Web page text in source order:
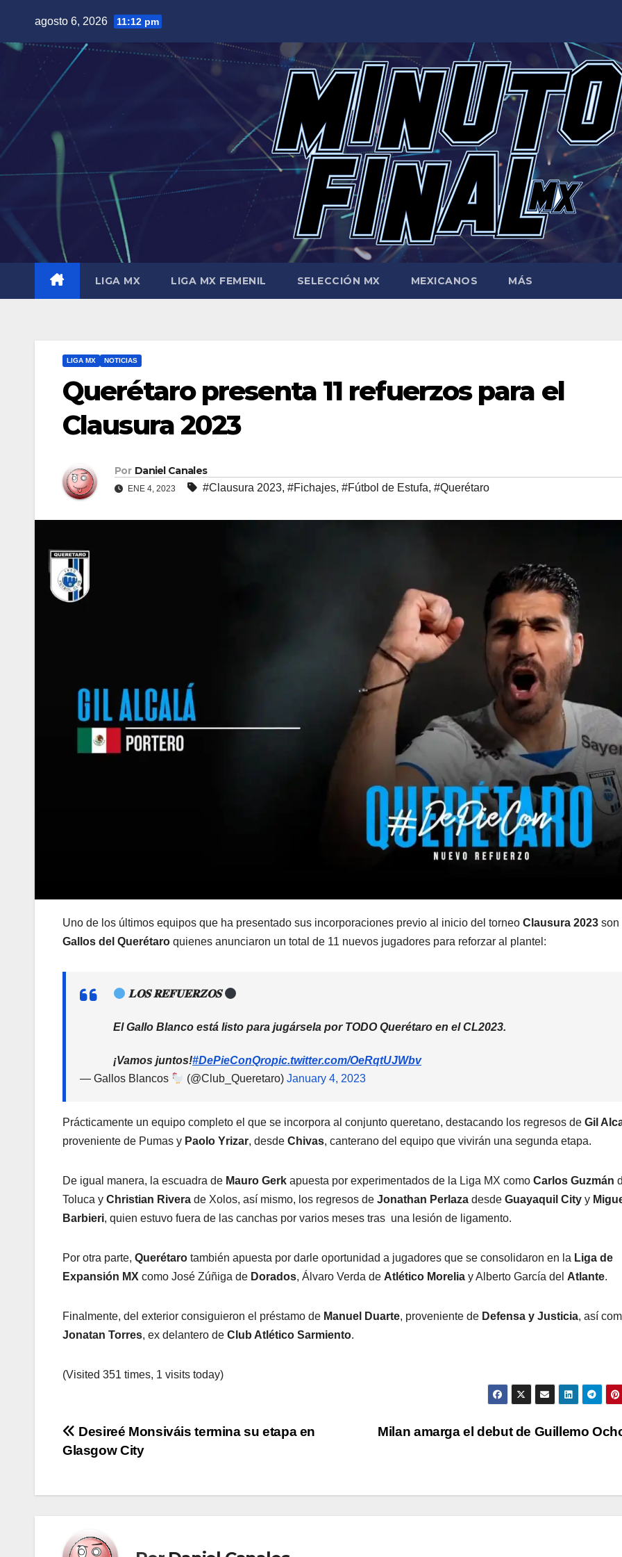
contenido
agosto 6, 2026 11:12 pm
LIGA MX LIGA MX FEMENIL SELECCIÓN MX MEXICANOS MÁS
LIGA MX NOTICIAS
Querétaro presenta 11 refuerzos para el
Clausura 2023
Por Daniel Canales
ENE 4, 2023 #Clausura 2023, #Fichajes, #Fútbol de Estufa, #Querétaro
Uno de los últimos equipos que ha presentado sus incorporaciones previo al inicio del torneo Clausura 2023 son
Gallos del Querétaro quienes anunciaron un total de 11 nuevos jugadores para reforzar al plantel:
𝐋𝐎𝐒 𝐑𝐄𝐅𝐔𝐄𝐑𝐙𝐎𝐒
El Gallo Blanco está listo para jugársela por TODO Querétaro en el CL2023.
¡Vamos juntos!#DePieConQropic.twitter.com/OeRqtUJWbv
— Gallos Blancos
(@Club_Queretaro)January 4, 2023
Prácticamente un equipo completo el que se incorpora al conjunto queretano, destacando los regresos de Gil
proveniente de Pumas y Paolo Yrizar, desde Chivas, canterano del equipo que vivirán una segunda etapa.
De igual manera, la escuadra de Mauro Gerk apuesta por experimentados de la Liga MX como Carlos Guzmán
Toluca y Christian Rivera de Xolos, así mismo, los regresos de Jonathan Perlaza desde Guayaquil City y
Barbieri, quien estuvo fuera de las canchas por varios meses tras una lesión de ligamento.
Por otra parte, Querétaro también apuesta por darle oportunidad a jugadores que se consolidaron en la Liga de
Expansión MX como José Zúñiga de Dorados, Álvaro Verda de Atlético Morelia y Alberto García del Atlante.
Finalmente, del exterior consiguieron el préstamo de Manuel Duarte, proveniente de Defensa y Justicia, así
Jonatan Torres, ex delantero de Club Atlético Sarmiento.
(Visited 351 times, 1 visits today)
Navegación
entradas
Milan amarga el debut de Guillemo
Desireé Monsiváis termina su etapa en
Glasgow City